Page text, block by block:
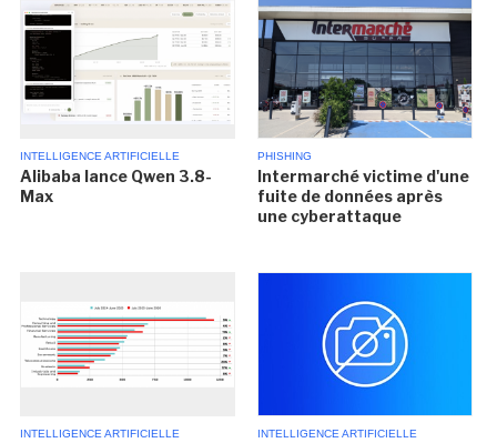
INTELLIGENCE ARTIFICIELLE
Alibaba lance Qwen 3.8-
Max
PHISHING
Intermarché victime d'une
fuite de données après
une cyberattaque
INTELLIGENCE ARTIFICIELLE INTELLIGENCE ARTIFICIELLE